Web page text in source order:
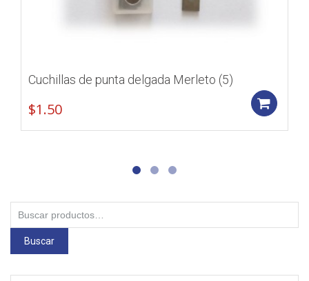
Cuchillas de punta delgada Merleto (5)
$1.50
Buscar
por:
Buscar